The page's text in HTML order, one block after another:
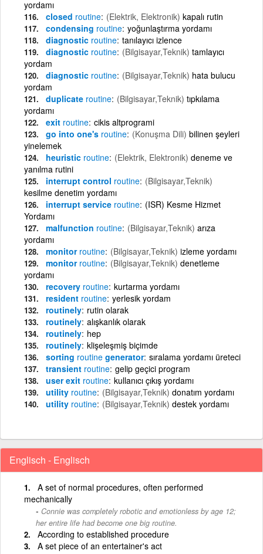
yordamı
closed routine (Elektrik, Elektronik) kapalı rutin
condensing routine yoğunlaştırma yordamı
diagnostic routine tanılayıcı izlence
diagnostic routine (Bilgisayar,Teknik) tamlayıcı
yordam
diagnostic routine (Bilgisayar,Teknik) hata bulucu
yordam
duplicate routine (Bilgisayar,Teknik) tıpkılama
yordamı
exit routine cikis altprogrami
go into one's routine (Konuşma Dili) bilinen şeyleri
yinelemek
heuristic routine (Elektrik, Elektronik) deneme ve
yanılma rutini
interrupt control routine (Bilgisayar,Teknik)
kesilme denetim yordamı
interrupt service routine (ISR) Kesme Hizmet
Yordamı
malfunction routine (Bilgisayar,Teknik) arıza
yordamı
monitor routine (Bilgisayar,Teknik) izleme yordamı
monitor routine (Bilgisayar,Teknik) denetleme
yordamı
recovery routine kurtarma yordamı
resident routine yerlesik yordam
routinely rutin olarak
routinely alışkanlık olarak
routinely hep
routinely klişeleşmiş biçimde
sorting routine generator sıralama yordamı üreteci
transient routine gelip geçici program
user exit routine kullanıcı çıkış yordamı
utility routine (Bilgisayar,Teknik) donatım yordamı
utility routine (Bilgisayar,Teknik) destek yordamı
Englisch - Englisch
A set of normal procedures, often performed
mechanically
Connie was completely robotic and emotionless by age 12;
her entire life had become one big routine.
According to established procedure
A set piece of an entertainer's act